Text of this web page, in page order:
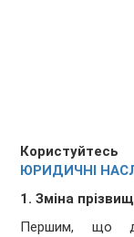
ЮРИДИЧНІ
1. Зміна
Першим, що